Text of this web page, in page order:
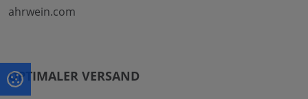
ahrwein.com
OPTIMALER VERSAND